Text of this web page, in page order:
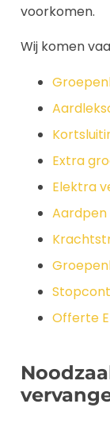
voorkomen.
Wij komen
Extra
Elektra
Aardpen
Offerte